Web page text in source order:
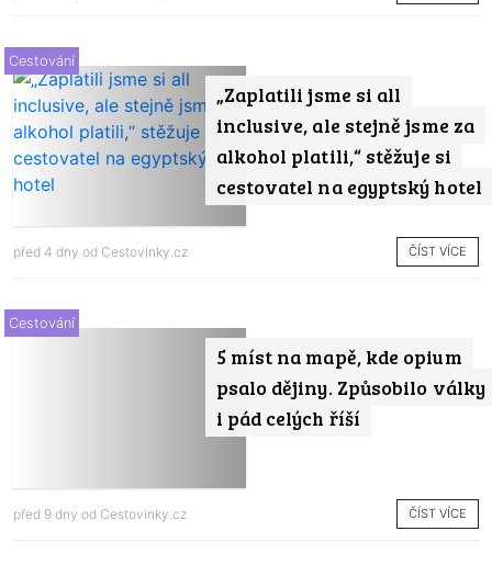
„Zaplatili jsme si all
inclusive, ale stejně jsme za
alkohol platili,“ stěžuje si
cestovatel na egyptský hotel
Cestování
před 4 dny od Cestovinky.cz ČÍST VÍCE
5 míst na mapě, kde opium
psalo dějiny. Způsobilo války
i pád celých říší
Cestování
před 9 dny od Cestovinky.cz ČÍST VÍCE